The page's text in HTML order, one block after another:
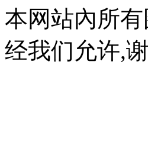
本网站內所
经我们允许,